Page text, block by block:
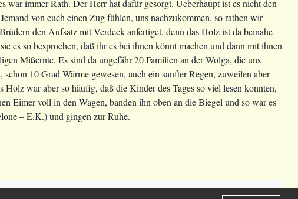
war immer Rath. Der Herr hat dafür gesorgt. Ueberhaupt ist es nicht den
von euch einen Zug fühlen, uns nachzukommen, so rathen wir
den Aufsatz mit Verdeck anfertiget, denn das Holz ist da beinahe
es so besprochen, daß ihr es bei ihnen könnt machen und dann mit ihnen
Mißernte. Es sind da ungefähr 20 Familien an der Wolga, die uns
10 Grad Wärme gewesen, auch ein sanfter Regen, zuweilen aber
war aber so häufig, daß die Kinder des Tages so viel lesen konnten,
Eimer voll in den Wagen, banden ihn oben an die Biegel und so war es
– E.K.) und gingen zur Ruhe.